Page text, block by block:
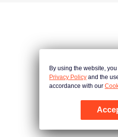
By using the website,
Privacy Policy and the
accordance with our